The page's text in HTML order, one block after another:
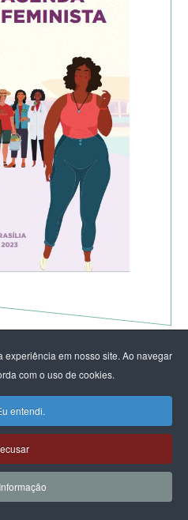
em nosso site. Ao navegar
com o uso de cookies.
entendi.